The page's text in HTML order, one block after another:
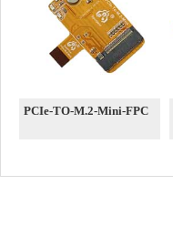
PCIe-TO-M.2-Mini-FPC